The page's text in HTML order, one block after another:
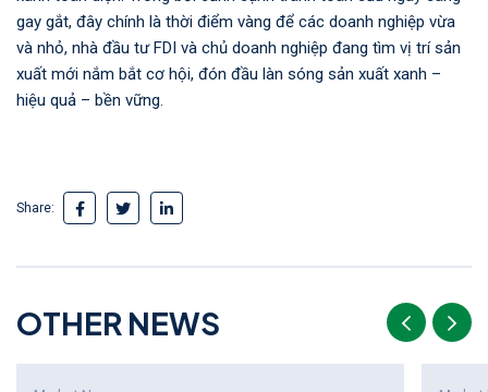
gay gắt, đây chính là thời điểm vàng để các doanh nghiệp vừa
và nhỏ, nhà đầu tư FDI và chủ doanh nghiệp đang tìm vị trí sản
xuất mới nắm bắt cơ hội, đón đầu làn sóng sản xuất xanh –
hiệu quả – bền vững.
Share:
OTHER NEWS